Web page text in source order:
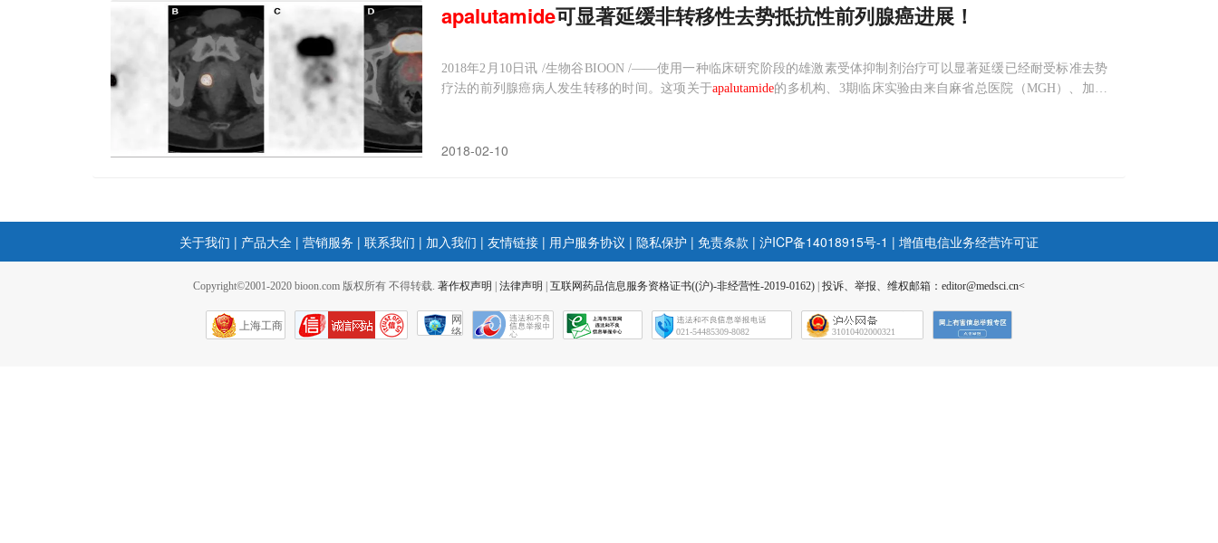
apalutamide可显著延缓非转移性去势抵抗性前列腺癌进展！
2018年2月10日讯 /生物谷BIOON /——使用一种临床研究阶段的雄激素受体抑制剂治疗可以显著延缓已经耐受标准去势
疗法的前列腺癌病人发生转移的时间。这项关于apalutamide的多机构、3期临床实验由来自麻省总医院（MGH）、加州
2018-02-10
关于我们 | 产品大全 | 营销服务 | 联系我们 | 加入我们 | 友情链接 | 用户服务协议 | 隐私保护 | 免责条款 | 沪ICP备14018915号-1 | 增值电信业务经营许可证
Copyright©2001-2020 bioon.com 版权所有 不得转载. 著作权声明 法律声明 互联网药品信息服务资格证书((沪)-非经营性-2019-0162) 投诉、举报、维权邮箱：editor@medsci.cn<
上海工商
网
络
021-54485309-8082 31010402000321